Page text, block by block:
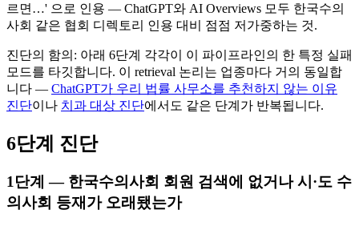
르면…' 으로 인용 — ChatGPT와 AI Overviews 모두 한국수의
사회 같은 협회 디렉토리 인용 대비 점점 저가중하는 것.
진단의 함의: 아래 6단계 각각이 이 파이프라인의 한 특정 실패
모드를 타깃합니다. 이 retrieval 논리는 업종마다 거의 동일합
니다 — ChatGPT가 우리 법률 사무소를 추천하지 않는 이유
진단이나 치과 대상 진단에서도 같은 단계가 반복됩니다.
6단계 진단
1단계 — 한국수의사회 회원 검색에 없거나 시·도 수
의사회 등재가 오래됐는가